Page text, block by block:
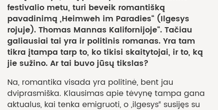
festivalio metu, turi beveik romantišką
pavadinimą „Heimweh im Paradies“ (Ilgesys
rojuje). Thomas Mannas Kalifornijoje“. Tačiau
galiausiai tai yra ir politinis romanas. Yra tam
tikra įtampa tarp to, ko tikisi skaitytojai, ir to, ką
jie sužino. Ar tai buvo jūsų tikslas?
Na, romantika visada yra politinė, bent jau
dviprasmiška. Klausimas apie tėvynę tampa gana
aktualus, kai tenka emigruoti, o „ilgesys“ susijęs su